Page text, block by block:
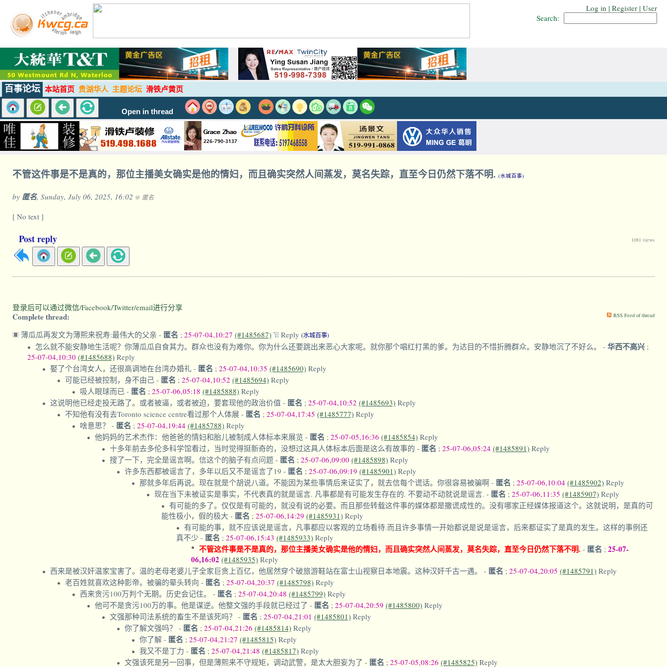
Log in | Register | User
Search:
百事论坛 本站首页 贵湖华人 主题论坛 滑铁卢黄页
Open in thread
不管这件事是不是真的，那位主播美女确实是他的情妇，而且确实突然人间蒸发，莫名失踪，直至今日仍然下落不明. (水城百事)
by 匿名, Sunday, July 06, 2025, 16:02 @ 匿名
[ No text ]
Post reply 1081 views
登录后可以通过微信/Facebook/Twitter/email进行分享
Complete thread: RSS Feed of thread
薄瓜瓜再发文为薄熙来祝寿:最伟大的父亲 - 匿名 ; 25-07-04,10:27 (#1485687) Reply (水城百事)
怎么就不能安静地生活呢？你薄瓜瓜自食其力。群众也没有为难你。你为什么还要跳出来恶心大家呢。就你那个唱红打黑的爹。为达目的不惜折腾群众。安静地沉了不好么。 - 华西不高兴 ;
25-07-04,10:30 (#1485688) Reply
娶了个台湾女人，还很高调地在台湾办婚礼 - 匿名 ; 25-07-04,10:35 (#1485690) Reply
可能已经被控制，身不由己 - 匿名 ; 25-07-04,10:52 (#1485694) Reply
吸人眼球而已 - 匿名 ; 25-07-06,05:18 (#1485888) Reply
这说明他已经走投无路了。或者被逼，或者被迫，要套现他的政治价值 - 匿名 ; 25-07-04,10:52 (#1485693) Reply
不知他有没有去Toronto science centre看过那个人体展 - 匿名 ; 25-07-04,17:45 (#1485777) Reply
啥意思？ - 匿名 ; 25-07-04,19:44 (#1485788) Reply
他妈妈的艺术杰作：他爸爸的情妇和胎儿被制成人体标本来展览 - 匿名 ; 25-07-05,16:36 (#1485854) Reply
十多年前去多伦多科学馆看过，当时觉得挺新奇的，没想过这具人体标本后面是这么有故事的 - 匿名 ; 25-07-06,05:24 (#1485891) Reply
搜了一下，完全是谣言啊。信这个的脑子有点问题 - 匿名 ; 25-07-06,09:00 (#1485898) Reply
许多东西都被谣言了，多年以后又不是谣言了19 - 匿名 ; 25-07-06,09:19 (#1485901) Reply
那就多年后再说。现在就是个胡说八道。不能因为某些事情后来证实了，就去信每个谎话。你很容易被骗啊 - 匿名 ; 25-07-06,10:04 (#1485902) Reply
现在当下未被证实是事实，不代表真的就是谣言. 凡事都是有可能发生存在的. 不要动不动就说是谣言. - 匿名 ; 25-07-06,11:35 (#1485907) Reply
有可能的多了。仅仅是有可能的，就没有说的必要。而且那些转载这件事的媒体都是撒谎成性的。没有哪家正经媒体报道这个。这就说明，是真的可
能性极小，假的极大 - 匿名 ; 25-07-06,14:29 (#1485931) Reply
有可能的事，就不应该说是谣言，凡事都应以客观的立场看待.而且许多事情一开始都说是说是谣言，后来都证实了是真的发生。这样的事例还
真不少 - 匿名 ; 25-07-06,15:43 (#1485933) Reply
不管这件事是不是真的，那位主播美女确实是他的情妇，而且确实突然人间蒸发，莫名失踪，直至今日仍然下落不明. - 匿名 ; 25-07-
06,16:02 (#1485935) Reply
西来是被汉奸温家宝害了。温的老母老婆儿子全家巨贪上百亿，他居然穿个破旅游鞋站在富士山视察日本地震。这种汉奸千古一遇。 - 匿名 ; 25-07-04,20:05 (#1485791) Reply
老百姓就喜欢这种影帝。被骗的晕头转向 - 匿名 ; 25-07-04,20:37 (#1485798) Reply
西来贪污100万判个无期。历史会记住。 - 匿名 ; 25-07-04,20:48 (#1485799) Reply
他可不是贪污100万的事。他是谋逆。他整文强的手段就已经过了 - 匿名 ; 25-07-04,20:59 (#1485800) Reply
文强那种司法系统的畜生不是该死吗？ - 匿名 ; 25-07-04,21:01 (#1485801) Reply
你了解文强吗？ - 匿名 ; 25-07-04,21:26 (#1485814) Reply
你了解 - 匿名 ; 25-07-04,21:27 (#1485815) Reply
我又不是丁力 - 匿名 ; 25-07-04,21:48 (#1485817) Reply
文强该死是另一回事，但是薄熙来不守规矩，调动武警，是太大胆妄为了 - 匿名 ; 25-07-05,08:26 (#1485825) Reply